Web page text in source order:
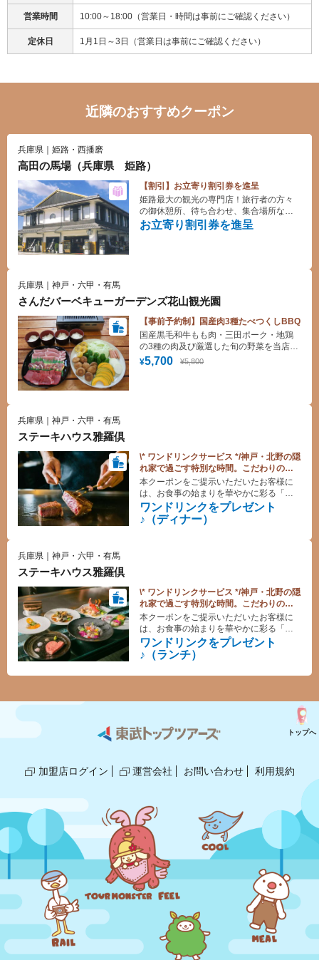
営業時間 10:00～18:00（営業日・時間は事前にご確認ください）
定休日 1月1日～3日（営業日は事前にご確認ください）
近隣のおすすめクーポン
兵庫県｜姫路・西播磨
高田の馬場（兵庫県 姫路）
【割引】お立寄り割引券を進呈
お立寄り割引券を進呈
姫路最大の観光の専門店！旅行者の方々
の御休憩所、待ち合わせ、集合場所など
に、気軽に御利用ください！
兵庫県｜神戸・六甲・有馬
さんだバーベキューガーデンズ花山観光園
【事前予約制】国産肉3種たべつくしBBQ
¥5,700 ¥5,800
国産黒毛和牛もも肉・三田ポーク・地鶏
の3種の肉及び厳選した旬の野菜を当店オ
リジナルの塩で食材の旨味をご堪能いた
だけます。
兵庫県｜神戸・六甲・有馬
ステーキハウス雅羅倶
\* ワンドリンクサービス */神戸・北野の隠
れ家で過ごす特別な時間。こだわりの鉄
板焼きをお楽しみください♪（ディナー）
ワンドリンクをプレゼント
♪（ディナー）
本クーポンをご提示いただいたお客様に
は、お食事の始まりを華やかに彩る「ワ
ンドリンク」をサービスいたします。よ
く冷えたビールやグラスワインなど、シ
ェフこだわりの鉄板料理の美味をさらに
兵庫県｜神戸・六甲・有馬
ステーキハウス雅羅倶
\* ワンドリンクサービス */神戸・北野の隠
れ家で過ごす特別な時間。こだわりの鉄
板焼きをお楽しみください♪（ランチ）
ワンドリンクをプレゼント
♪（ランチ）
本クーポンをご提示いただいたお客様に
は、お食事の始まりを華やかに彩る「ワ
ンドリンク」をサービスいたします。よ
く冷えたビールやグラスワインなど、シ
ェフこだわりの鉄板料理の美味をさらに
引き立てる一杯と共に、贅沢なひととき
加盟店ログイン 運営会社 お問い合わせ 利用規約
トップへ